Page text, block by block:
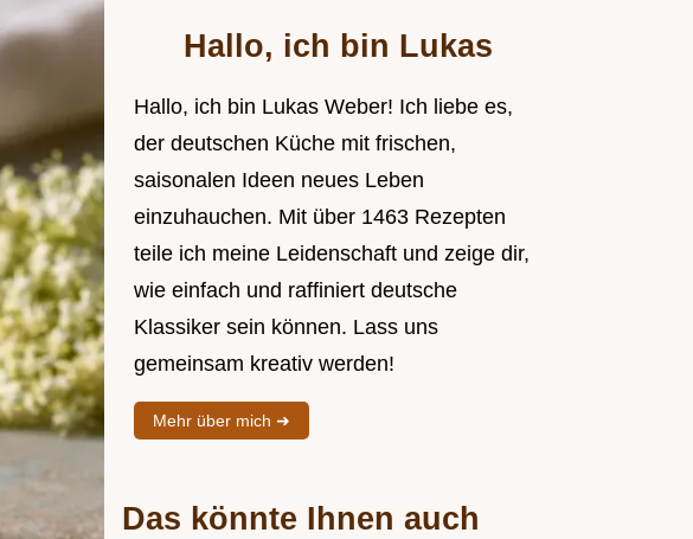
Hallo, ich bin Lukas
Hallo, ich bin Lukas Weber! Ich liebe es,
der deutschen Küche mit frischen,
saisonalen Ideen neues Leben
einzuhauchen. Mit über 1463 Rezepten
teile ich meine Leidenschaft und zeige dir,
wie einfach und raffiniert deutsche
Klassiker sein können. Lass uns
gemeinsam kreativ werden!
Mehr über mich ➜
Das könnte Ihnen auch